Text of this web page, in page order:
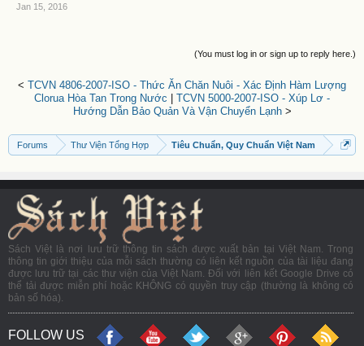
Jan 15, 2016
(You must log in or sign up to reply here.)
< TCVN 4806-2007-ISO - Thức Ăn Chăn Nuôi - Xác Định Hàm Lượng
Clorua Hòa Tan Trong Nước
TCVN 5000-2007-ISO - Xúp Lơ -
Hướng Dẫn Bảo Quản Và Vận Chuyển Lạnh>
Forums Thư Viện Tổng Hợp Tiêu Chuẩn, Quy Chuẩn Việt Nam
Sách Việt là nơi lưu trữ thông tin sách được xuất bản tại Việt Nam. Trong
thông tin giới thiệu của mỗi sách thường có liên kết nguồn của tài liệu đang
được lưu trữ tại các thư viện của Việt Nam. Đối với liên kết Google Drive có
thể tải được miễn phí hoặc KHÔNG có quyền truy cập (thường là không có
bản số hóa).
FOLLOW US